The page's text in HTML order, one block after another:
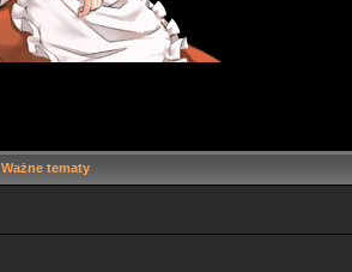
Ważne tematy